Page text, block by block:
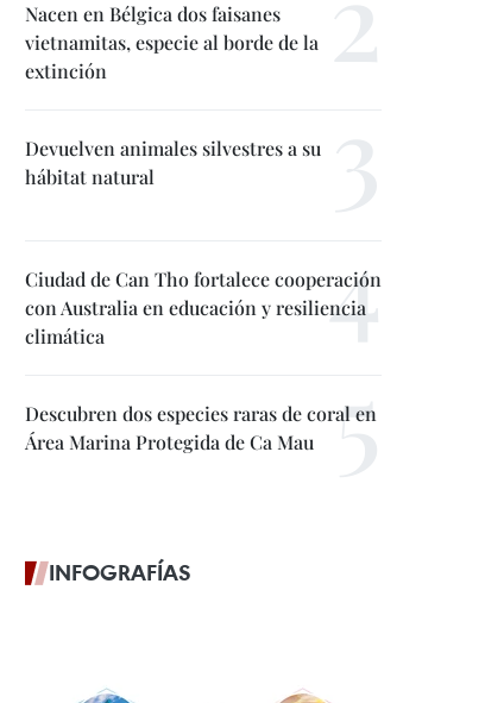
Nacen en Bélgica dos faisanes
vietnamitas, especie al borde de la
extinción
Devuelven animales silvestres a su
hábitat natural
Ciudad de Can Tho fortalece cooperación
con Australia en educación y resiliencia
climática
Descubren dos especies raras de coral en
Área Marina Protegida de Ca Mau
INFOGRAFÍAS